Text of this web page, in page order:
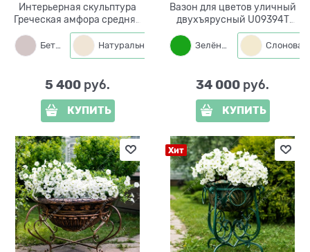
Интерьерная скульптура
Греческая амфора средняя
U09448 полистоун
Бетон
5 400 руб.
КУПИТЬ
Вазон для цветов уличный
двухъярусный U09394T
металл и стеклопластик
Зелёный
34 000 руб.
КУПИТЬ
Хит